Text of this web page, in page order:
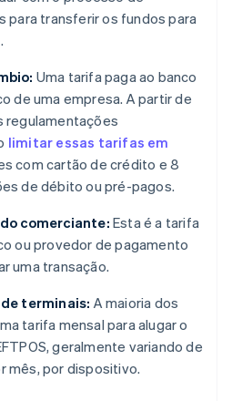
para transferir os fundos para
Uma tarifa paga ao banco
de uma empresa. A partir de
regulamentações
limitar essas tarifas em
com cartão de crédito e 8
de débito ou pré-pagos.
comerciante: Esta é a tarifa
ou provedor de pagamento
uma transação.
terminais: A maioria dos
tarifa mensal para alugar o
geralmente variando de
mês, por dispositivo.